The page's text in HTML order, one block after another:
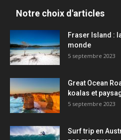
Notre choix d'articles
Fraser Island :
monde
5 septembre 2023
Great Ocean
koalas et
5 septembre 2023
Surf trip en